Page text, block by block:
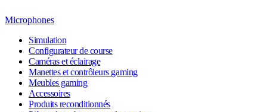
Microphones
Simulation
Configurateur de course
Caméras et éclairage
Manettes et contrôleurs gaming
Meubles gaming
Accessoires
Produits reconditionnés